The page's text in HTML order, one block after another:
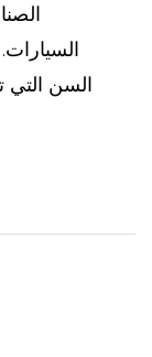
السن